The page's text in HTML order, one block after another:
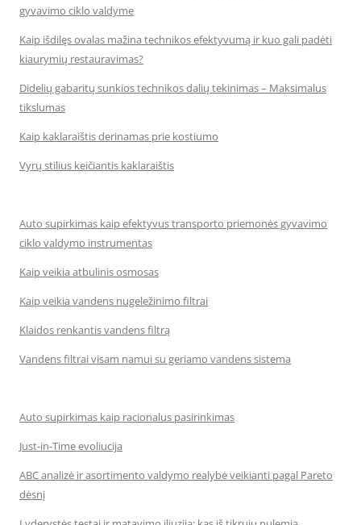
gyvavimo ciklo valdyme
Kaip išdilęs ovalas mažina technikos efektyvumą ir kuo gali padėti
kiaurymių restauravimas?
Didelių gabaritų sunkios technikos dalių tekinimas – Maksimalus
tikslumas
Kaip kaklaraištis derinamas prie kostiumo
Vyrų stilius keičiantis kaklaraištis
Auto supirkimas kaip efektyvus transporto priemonės gyvavimo
ciklo valdymo instrumentas
Kaip veikia atbulinis osmosas
Kaip veikia vandens nugeležinimo filtrai
Klaidos renkantis vandens filtrą
Vandens filtrai visam namui su geriamo vandens sistema
Auto supirkimas kaip racionalus pasirinkimas
Just-in-Time evoliucija
ABC analizė ir asortimento valdymo realybė veikianti pagal Pareto
dėsnį